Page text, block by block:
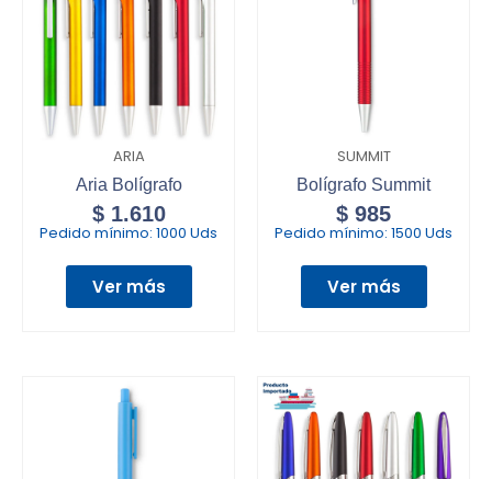
ARIA
Aria Bolígrafo
$1.610
Pedido mínimo: 1000 Uds
Ver más
SUMMIT
Bolígrafo Summit
$ 985
Pedido mínimo: 1500 Uds
Ver más